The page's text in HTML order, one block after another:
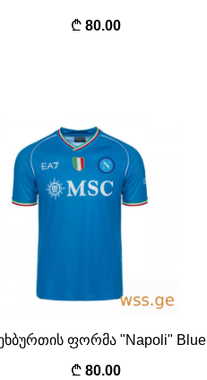
80.00
ფორმა "Napoli" Blue
80.00